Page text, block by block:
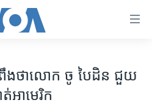
ង​រំពឹង​ថា​លោក​ ចូ បៃដិន ​ជួយ​
អាមេរិក